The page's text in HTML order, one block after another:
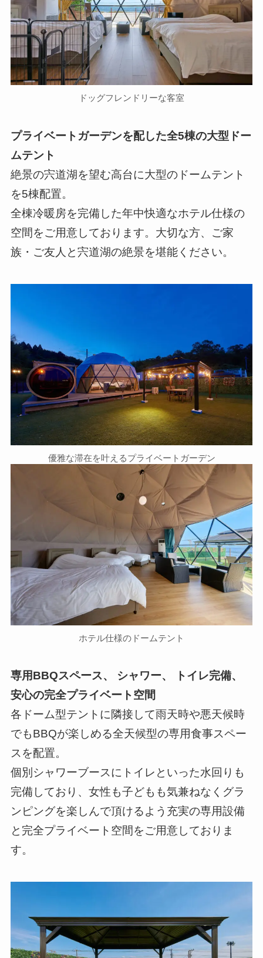
ドッグフレンドリーな客室
プライベートガーデンを配した全5棟の大型ドー
ムテント
絶景の宍道湖を望む高台に大型のドームテント
を5棟配置。
全棟冷暖房を完備した年中快適なホテル仕様の
空間をご用意しております。大切な方、ご家
族・ご友人と宍道湖の絶景を堪能ください。
優雅な滞在を叶えるプライベートガーデン
ホテル仕様のドームテント
専用BBQスペース、 シャワー、 トイレ完備、
安心の完全プライベート空間
各ドーム型テントに隣接して雨天時や悪天候時
でもBBQが楽しめる全天候型の専用食事スペー
スを配置。
個別シャワーブースにトイレといった水回りも
完備しており、女性も子どもも気兼ねなくグラ
ンピングを楽しんで頂けるよう充実の専用設備
と完全プライベート空間をご用意しておりま
す。